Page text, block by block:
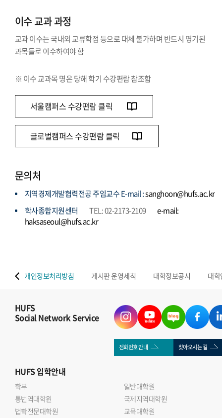
이수 교과 과정
교과 이수는 국내외 교류학점 등으로 대체 불가하며 반드시 명기된
과목들로 이수하여야 함
※ 이수 교과목 명은 당해 학기 수강편람 참조함
서울캠퍼스 수강편람 클릭
글로벌캠퍼스 수강편람 클릭
문의처
지역경제개발협력전공 주임교수 E-mail :sanghoon@hufs.ac.kr
학사종합지원센터
TEL: 02-2173-2109
e-mail:
haksaseoul@hufs.ac.kr
개인정보처리방침 게시판 운영세칙 대학정보공시 대
HUFS
Social Network Service
전화번호 안내 찾아오시는 길
HUFS입학안내
학부
일반대학원
통번역대학원
국제지역대학원
법학전문대학원
교육대학원